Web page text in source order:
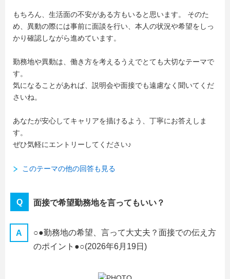
もちろん、生活面の不安がある方もいると思います。 そのた
め、異動の際には事前に面談を行い、本人の状況や希望をしっ
かり確認しながら進めています。
勤務地や異動は、働き方を考えるうえでとても大切なテーマで
す。
気になることがあれば、説明会や面接でも遠慮なく聞いてくだ
さいね。
あなたが安心してキャリアを描けるよう、丁寧にお答えしま
す。
ぜひ気軽にエントリーしてください♪
このテーマの他の回答も見る
面接で希望勤務地を言ってもいい？
○●勤務地の希望、言って大丈夫？面接での伝え方
のポイント●○(2026年6月19日)